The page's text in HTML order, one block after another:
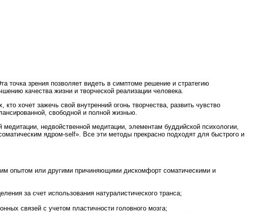
точка зрения позволяет видеть в симптоме решение и стратегию
качества жизни и творческой реализации человека.
хочет зажечь свой внутренний огонь творчества, развить чувство
свободной и полной жизнью.
медитации, недвойственной медитации, элементам буддийской психологии,
ядром-self». Все эти методы прекрасно подходят для быстрого и
опытом или другими причиняющими дискомфорт соматическими и
за счет использования натуралистического транса;
связей с учетом пластичности головного мозга;